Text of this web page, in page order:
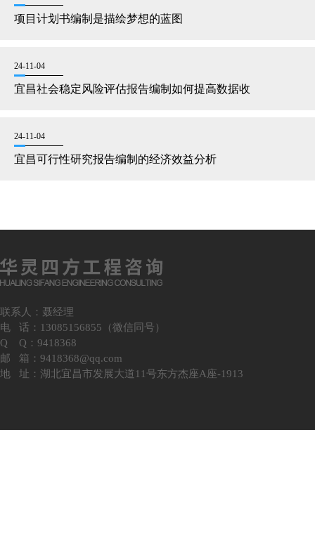
项目计划书编制是描绘梦想的蓝图
24-11-04
宜昌社会稳定风险评估报告编制如何提高数据收
24-11-04
宜昌可行性研究报告编制的经济效益分析
联系人：聂经理
电 话：13085156855（微信同号）
Q Q：9418368
邮 箱：9418368@qq.com
地 址：湖北宜昌市发展大道11号东方杰座A座-1913